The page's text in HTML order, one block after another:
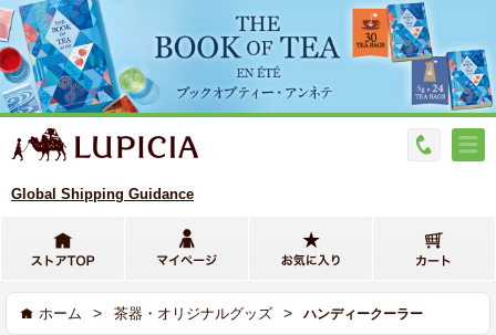
Global Shipping Guidance
ホーム > 茶器・オリジナルグッズ > ハンディークーラー